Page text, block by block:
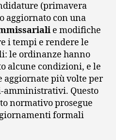
(primavera
aggiornato con una
e modifiche
i tempi e rendere le
le ordinanze hanno
alcune condizioni, e le
aggiornate più volte per
Questo
normativo prosegue
formali